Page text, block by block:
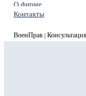
О фирме
Контакты
ВоенПрав